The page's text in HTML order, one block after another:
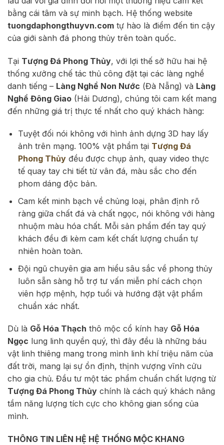
bằng cái tâm và sự minh bạch. Hệ thống website
tuongdaphongthuyvn.com tự hào là điểm đến tin cậy
của giới sành đá phong thủy trên toàn quốc.
Tại Tượng Đá Phong Thủy, với lợi thế sở hữu hai hệ
thống xưởng chế tác thủ công đặt tại các làng nghề
danh tiếng – Làng Nghề Non Nước (Đà Nẵng) và Làng
Nghề Đông Giao (Hải Dương), chúng tôi cam kết mang
đến những giá trị thực tế nhất cho quý khách hàng:
Tuyệt đối nói không với hình ảnh dựng 3D hay lấy
ảnh trên mạng. 100% vật phẩm tại Tượng Đá
Phong Thủyđều được chụp ảnh, quay video thực
tế quay tay chi tiết từ vân đá, màu sắc cho đến
phom dáng độc bản.
Cam kết minh bạch về chủng loại, phân định rõ
ràng giữa chất đá và chất ngọc, nói không với hàng
nhuộm màu hóa chất. Mỗi sản phẩm đến tay quý
khách đều đi kèm cam kết chất lượng chuẩn tự
nhiên hoàn toàn.
Đội ngũ chuyên gia am hiểu sâu sắc về phong thủy
luôn sẵn sàng hỗ trợ tư vấn miễn phí cách chọn
viên hợp mệnh, hợp tuổi và hướng đặt vật phẩm
chuẩn xác nhất.
Dù là Gỗ Hóa Thạch thô mộc cổ kính hay Gỗ Hóa
Ngọc lung linh quyền quý, thì đây đều là những báu
vật linh thiêng mang trong mình linh khí triệu năm của
đất trời, mang lại sự ổn định, thịnh vượng vĩnh cửu
cho gia chủ. Đầu tư một tác phẩm chuẩn chất lượng từ
Tượng Đá Phong Thủy chính là cách quý khách nâng
tầm năng lượng tích cực cho không gian sống của
mình.
THÔNG TIN LIÊN HỆ HỆ THỐNG MỘC KHANG